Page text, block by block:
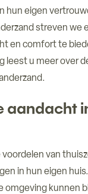
hun eigen
streven we
en comfort te
leest u meer over
aandacht
van
in hun eigen
omgeving kunnen